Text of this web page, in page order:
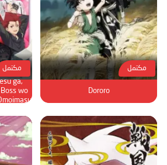
مكتمل
Dororo
مكتمل
ga,
wo